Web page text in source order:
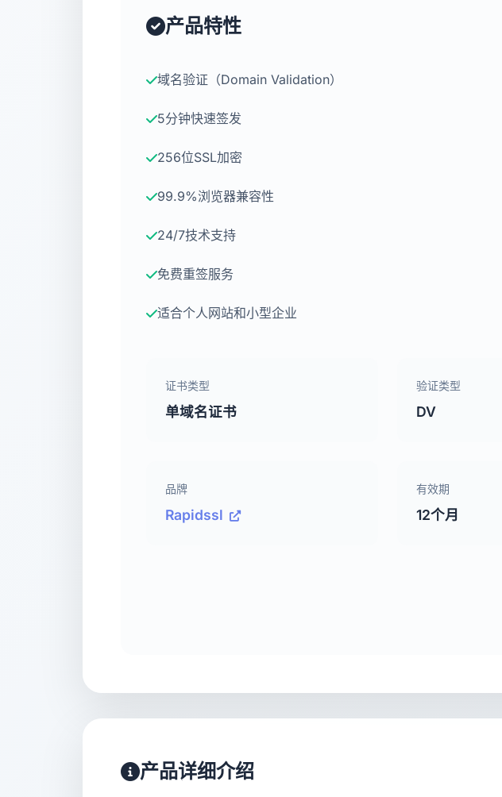
产品特性
域名验证（Domain Validation）
5分钟快速签发
256位SSL加密
99.9%浏览器兼容性
24/7技术支持
免费重签服务
适合个人网站和小型企业
证书类型
单域名证书
验证类型
DV
品牌
Rapidssl
有效期
12个月
产品详细介绍